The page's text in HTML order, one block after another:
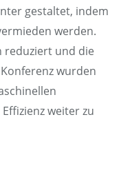
gestaltet, indem
werden.
reduziert und die
wurden
weiter zu